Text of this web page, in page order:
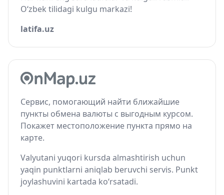
O‘zbek tilidagi kulgu markazi!
latifa.uz
Сервис, помогающий найти ближайшие
пункты обмена валюты с выгодным курсом.
Покажет местоположение пункта прямо на
карте.
Valyutani yuqori kursda almashtirish uchun
yaqin punktlarni aniqlab beruvchi servis. Punkt
joylashuvini kartada ko‘rsatadi.